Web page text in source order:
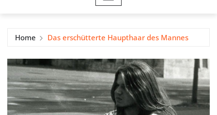
Home Das erschütterte Haupthaar des Mannes